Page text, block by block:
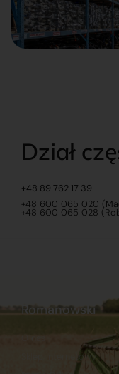
Dział
+48 89 762 17 39
+48 600 065 020
+48 600 065 028
Romanowski
Sklep internetowy